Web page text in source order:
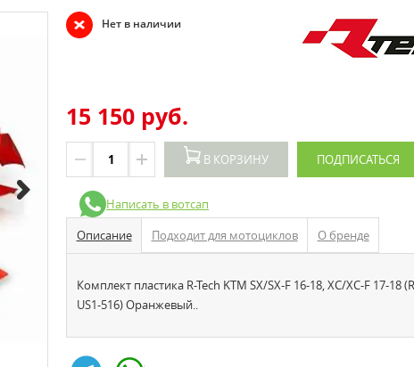
Нет в наличии
15 150 руб.
В КОРЗИНУ ПОДПИСАТЬСЯ
Написать в вотсап
Описание
Комплект пластика R-Tech KTM SX/SX-F 16-18, XC/XC-F 17-18
US1-516) Оранжевый..
Подходит для мотоциклов О бренде